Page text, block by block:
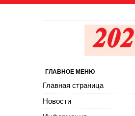
ГЛАВНОЕ МЕНЮ
Главная страница
Новости